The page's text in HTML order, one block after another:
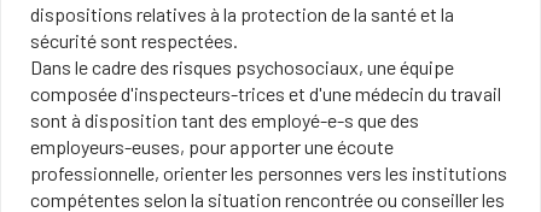
dispositions relatives à la protection de la santé et la
sécurité sont respectées.
Dans le cadre des risques psychosociaux, une équipe
composée d'inspecteurs-trices et d'une médecin du travail
sont à disposition tant des employé-e-s que des
employeurs-euses, pour apporter une écoute
professionnelle, orienter les personnes vers les institutions
compétentes selon la situation rencontrée ou conseiller les